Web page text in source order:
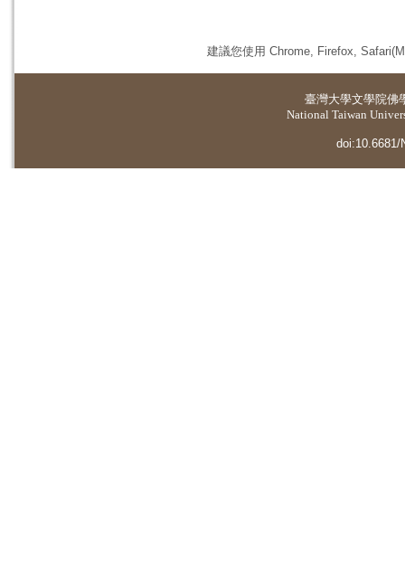
建議您使用 Chrome, Firefox,
臺灣大學文學院佛
National Taiwan
doi:10.6681/